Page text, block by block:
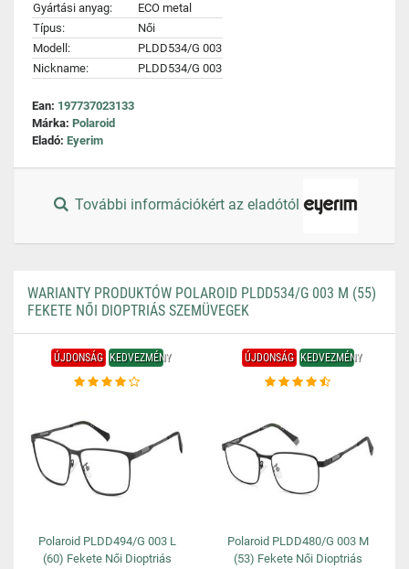
Gyártási anyag:
ECO metal
Típus:
Női
Modell:
PLDD534/G 003
Nickname:
PLDD534/G 003
Ean: 197737023133
Márka: Polaroid
Eladó: Eyerim
További információkért az eladótól
WARIANTY PRODUKTÓW POLAROID PLDD534/G 003 M (55)
FEKETE NŐI DIOPTRIÁS SZEMÜVEGEK
ÚJDONSÁG KEDVEZMÉNY
Polaroid PLDD494/G 003 L
(60) Fekete Női Dioptriás
ÚJDONSÁG KEDVEZMÉNY
Polaroid PLDD480/G 003 M
(53) Fekete Női Dioptriás